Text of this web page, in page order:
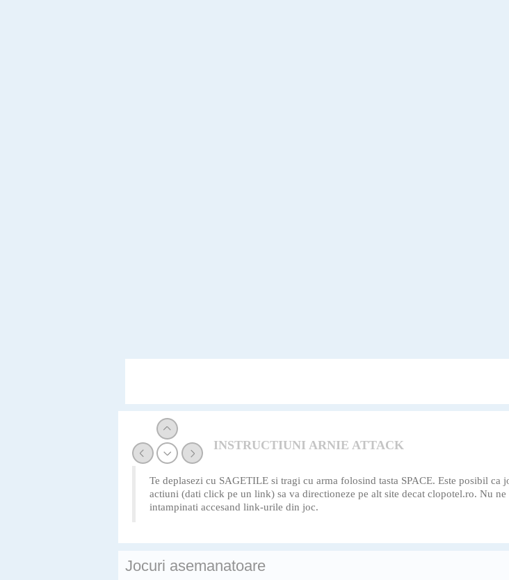
INSTRUCTIUNI ARNIE ATTACK
Te deplasezi cu SAGETILE si tragi cu arma folosind tasta SPACE. Este posibil
actiuni (dati click pe un link) sa va directioneze pe alt site decat clopotel.ro. Nu
intampinati accesand link-urile din joc.
Jocuri asemanatoare